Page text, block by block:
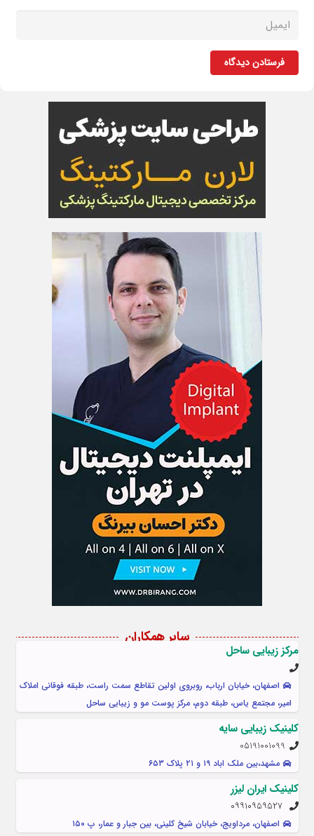
فرستادن دیدگاه
سایر همکاران
مرکز زیبایی ساحل
اصفهان، خیابان ارباب، روبروی اولین تقاطع سمت راست، طبقه فوقانی املاک
امیر، مجتمع یاس، طبقه دوم، مرکز پوست مو و زیبایی ساحل
کلینیک زیبایی سایه
05191001099
مشهد،بین ملک اباد ۱۹ و ۲۱ پلاک ۶۵۳
کلینیک ایران لیزر
اصفهان، مرداویج، خیابان شیخ کلینی، بین جبار و عمار، پ ۱۵۰